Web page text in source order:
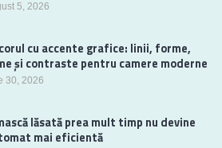
5, 2026
cu accente grafice: linii, forme,
și contraste pentru camere moderne
30, 2026
lăsată prea mult timp nu devine
mai eficientă